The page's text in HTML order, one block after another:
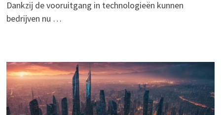
Dankzij de vooruitgang in technologieën kunnen
bedrijven nu …